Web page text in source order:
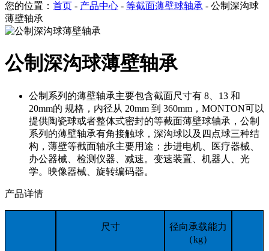
您的位置： 首页 - 产品中心 - 等截面薄壁球轴承 - 公制深沟球
薄壁轴承
公制深沟球薄壁轴承
公制系列的薄壁轴承主要包含截面尺寸有 8、13 和
20mm的 规格，内径从 20mm 到 360mm，MONTON可以
提供陶瓷球或者整体式密封的等截面薄壁球轴承，公制
系列的薄壁轴承有角接触球，深沟球以及四点球三种结
构，薄壁等截面轴承主要用途：步进电机、医疗器械、
办公器械、检测仪器、减速。变速装置、机器人、光
学。映像器械、旋转编码器。
产品详情
尺寸
径向承载能力
（kg）